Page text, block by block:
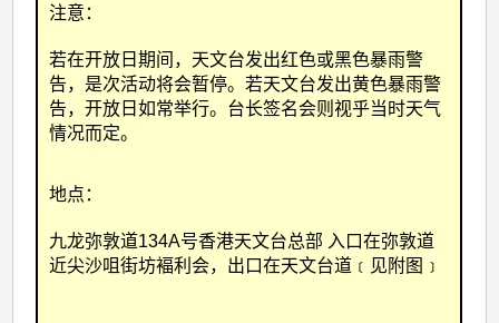
注意：
若在开放日期间，天文台发出红色或黑色暴雨警
告，是次活动将会暂停。若天文台发出黄色暴雨警
告，开放日如常举行。台长签名会则视乎当时天气
情况而定。
地点：
九龙弥敦道134A号香港天文台总部 入口在弥敦道
近尖沙咀街坊褔利会，出口在天文台道﹝见附图﹞